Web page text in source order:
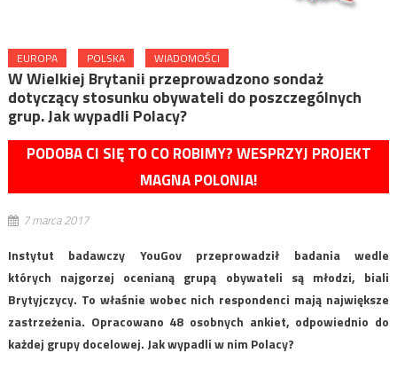
EUROPA POLSKA WIADOMOŚCI
W Wielkiej Brytanii przeprowadzono sondaż
dotyczący stosunku obywateli do poszczególnych
grup. Jak wypadli Polacy?
PODOBA CI SIĘ TO CO ROBIMY? WESPRZYJ PROJEKT
MAGNA POLONIA!
7 marca 2017
Instytut badawczy YouGov przeprowadził badania wedle
których najgorzej ocenianą grupą obywateli są młodzi, biali
Brytyjczycy. To właśnie wobec nich respondenci mają największe
zastrzeżenia. Opracowano 48 osobnych ankiet, odpowiednio do
każdej grupy docelowej. Jak wypadli w nim Polacy?